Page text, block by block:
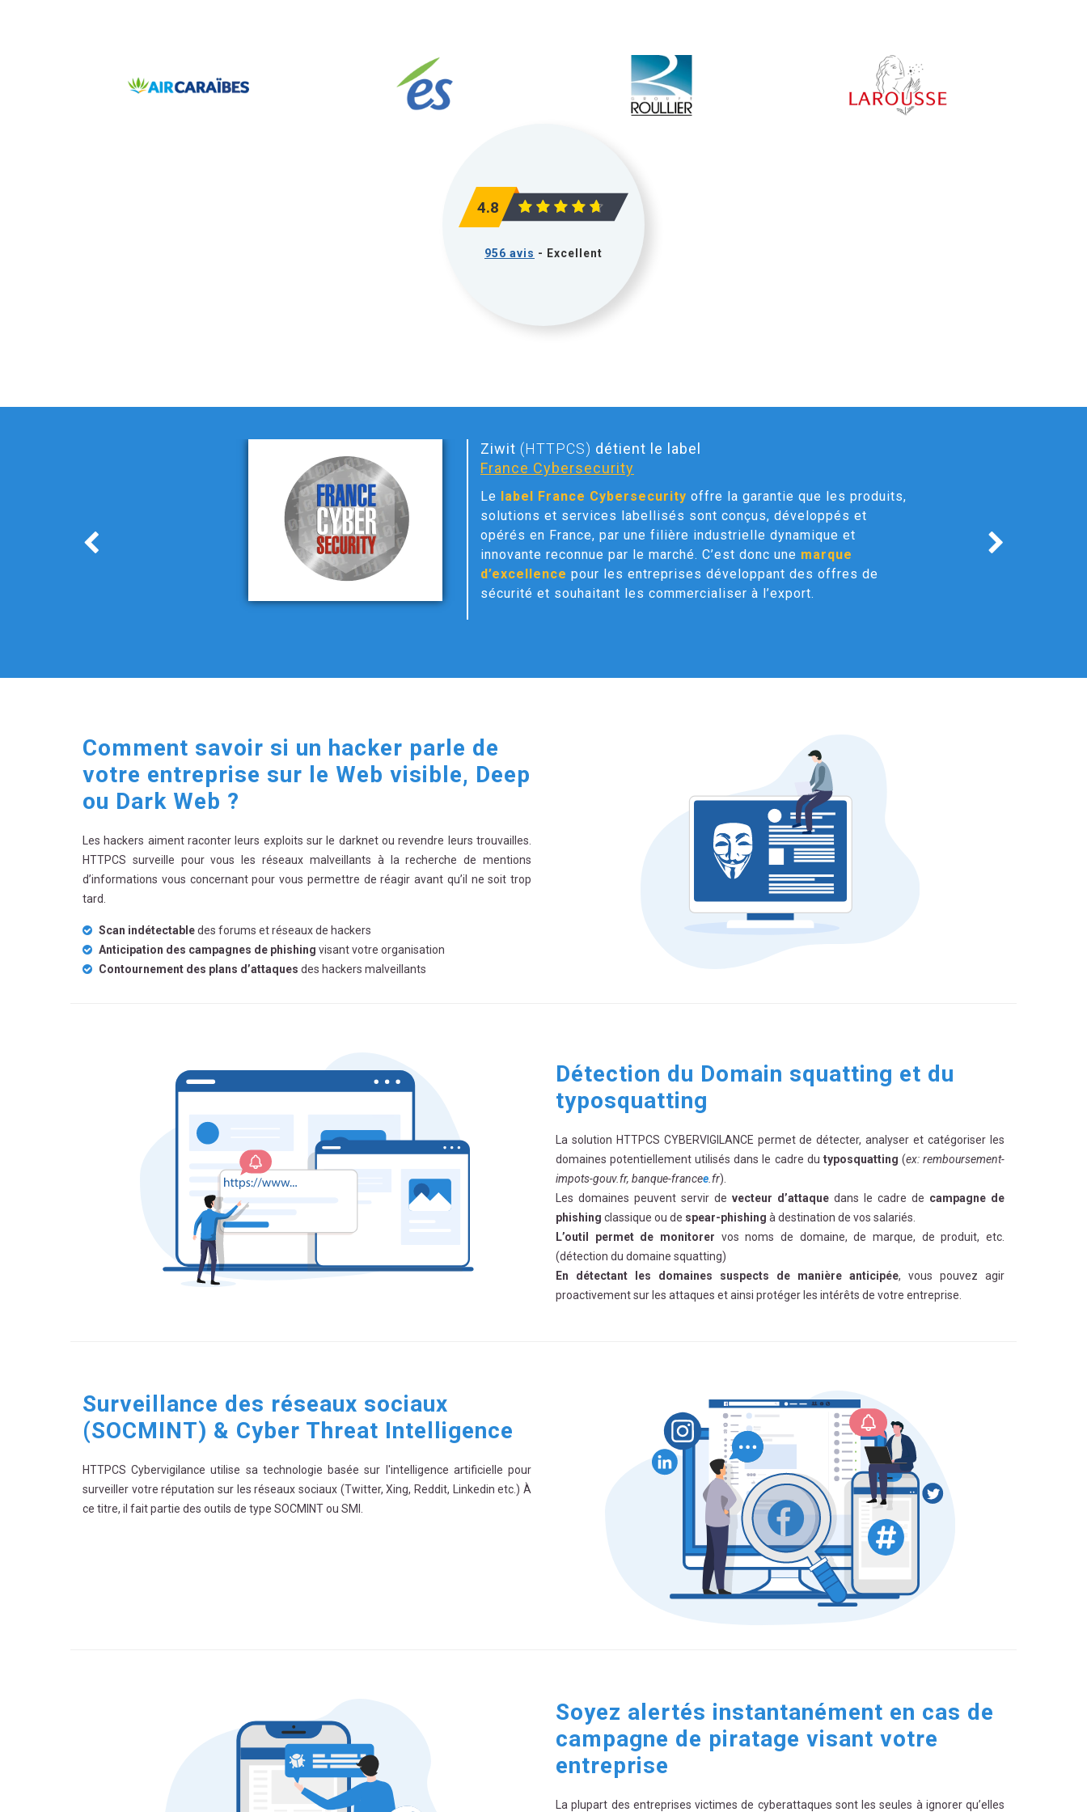
4.8
956 avis - Excellent
Ziwit (HTTPCS) détient le label
France Cybersecurity
Le label France Cybersecurity offre la garantie que les produits,
solutions et services labellisés sont conçus, développés et
opérés en France, par une filière industrielle dynamique et
innovante reconnue par le marché. C’est donc une marque
d’excellence pour les entreprises développant des offres de
sécurité et souhaitant les commercialiser à l’export.
Comment savoir si un hacker parle de
votre entreprise sur le Web visible, Deep
ou Dark Web ?
Les hackers aiment raconter leurs exploits sur le darknet ou revendre leurs trouvailles.
HTTPCS surveille pour vous les réseaux malveillants à la recherche de mentions
d’informations vous concernant pour vous permettre de réagir avant qu’il ne soit trop
tard.
Scan indétectabledes forums et réseaux de hackers
Anticipation des campagnes de phishing visant votre organisation
Contournement des plans d’attaques des hackers malveillants
Détection du Domain squatting et du
typosquatting
La solution HTTPCS CYBERVIGILANCE permet de détecter, analyser et catégoriser les
domaines potentiellement utilisés dans le cadre du typosquatting (ex: remboursement-
impots-gouv.fr, banque-francee .fr).
Les domaines peuvent servir de vecteur d’attaque dans le cadre de campagne de
phishing classique ou de spear-phishing à destination de vos salariés.
L’outil permet de monitorer vos noms de domaine, de marque, de produit, etc.
(détection du domaine squatting)
En détectant les domaines suspects de manière anticipée, vous pouvez agir
proactivement sur les attaques et ainsi protéger les intérêts de votre entreprise.
Surveillance des réseaux sociaux
(SOCMINT) & Cyber Threat Intelligence
HTTPCS Cybervigilance utilise sa technologie basée sur l'intelligence artificielle pour
surveiller votre réputation sur les réseaux sociaux (Twitter, Xing, Reddit, Linkedin etc.) À
ce titre, il fait partie des outils de type SOCMINT ou SMI.
Soyez alertés instantanément en cas de
campagne de piratage visant votre
entreprise
La plupart des entreprises victimes de cyberattaques sont les seules à ignorer qu’elles